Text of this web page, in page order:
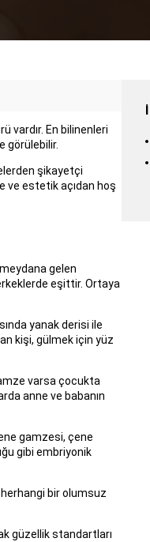
vardır. En bilinenleri
görülebilir.
şikayetçi
ve estetik açıdan hoş
gelen
eşittir. Ortaya
yanak derisi ile
kişi, gülmek için yüz
varsa çocukta
anne ve babanın
gamzesi, çene
gibi embriyonik
herhangi bir olumsuz
güzellik standartları